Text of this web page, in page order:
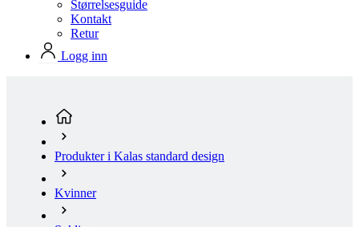
Kvinner
Sykling
Shorts